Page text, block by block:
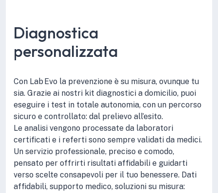
Diagnostica
personalizzata
Con Lab Evo la prevenzione è su misura, ovunque tu
sia. Grazie ai nostri kit diagnostici a domicilio, puoi
eseguire i test in totale autonomia, con un percorso
sicuro e controllato: dal prelievo all’esito.
Le analisi vengono processate da laboratori
certificati e i referti sono sempre validati da medici.
Un servizio professionale, preciso e comodo,
pensato per offrirti risultati affidabili e guidarti
verso scelte consapevoli per il tuo benessere. Dati
affidabili, supporto medico, soluzioni su misura: